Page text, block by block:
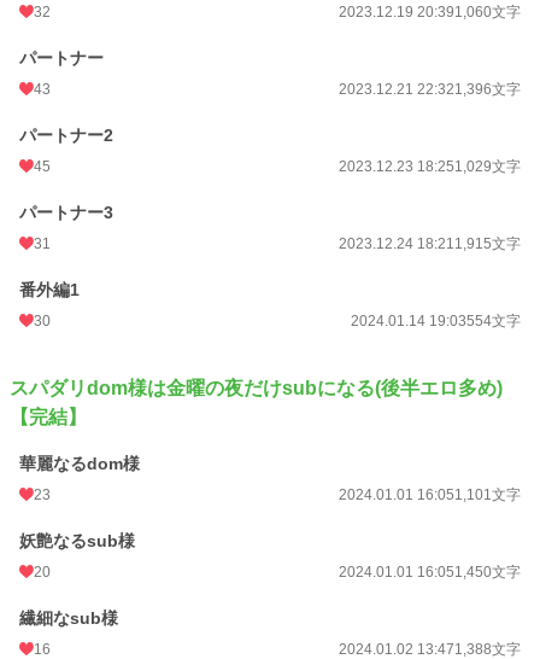
32 2023.12.19 20:391,060文字
パートナー
43 2023.12.21 22:321,396文字
パートナー2
45 2023.12.23 18:251,029文字
パートナー3
31 2023.12.24 18:211,915文字
番外編1
30 2024.01.14 19:03554文字
スパダリdom様は金曜の夜だけsubになる(後半エロ多め)
【完結】
華麗なるdom様
23 2024.01.01 16:051,101文字
妖艶なるsub様
20 2024.01.01 16:051,450文字
繊細なsub様
16 2024.01.02 13:471,388文字